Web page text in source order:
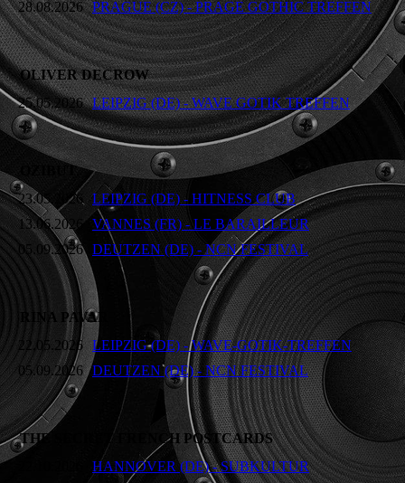
28.08.2026 PRAGUE (CZ) - PRAGE GOTHIC TREFFEN
OLIVER DECROW
25.05.2026 LEIPZIG (DE) - WAVE GOTIK TREFFEN
OZIBUT
23.05.2026
LEIPZIG (DE) - HITNESS CLUB
13.06.2026
VANNES (FR) - LE BARAILLEUR
05.09.2026 DEUTZEN (DE) - NCN FESTIVAL
RINA PAVAR
22.05.2026 LEIPZIG (DE) - WAVE-GOTIK-TREFFEN
05.09.2026 DEUTZEN (DE) - NCN FESTIVAL
THE SECRET FRENCH POSTCARDS
HANNOVER (DE) - SUBKULTUR